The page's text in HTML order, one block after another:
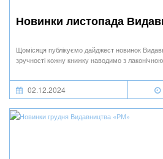
Новинки листопада
Щомісяця публікуємо дайджест новинок
зручності кожну книжку наводимо з
02.12.2024